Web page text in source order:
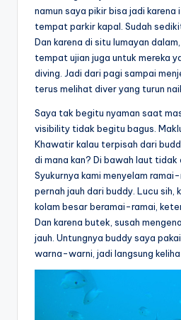
namun saya pikir bisa jadi
tempat parkir kapal. Sudah
Dan karena di situ lumayan
tempat ujian juga untuk mereka
diving. Jadi dari pagi sampai
terus melihat diver yang turun
Saya tak begitu nyaman saat
visibility tidak begitu bagus.
Khawatir kalau terpisah dari
di mana kan? Di bawah laut tidak
Syukurnya kami menyelam
pernah jauh dari buddy. Lucu sih,
kolam besar beramai-ramai,
Dan karena butek, susah
jauh. Untungnya buddy saya
warna-warni, jadi langsung